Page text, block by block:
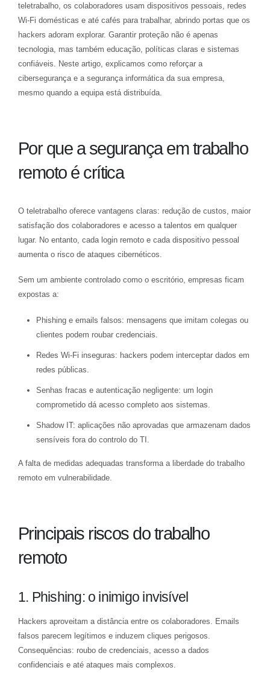
teletrabalho, os colaboradores usam dispositivos pessoais, redes
Wi-Fi domésticas e até cafés para trabalhar, abrindo portas que os
hackers adoram explorar. Garantir proteção não é apenas
tecnologia, mas também educação, políticas claras e sistemas
confiáveis. Neste artigo, explicamos como reforçar a
cibersegurança e a segurança informática da sua empresa,
mesmo quando a equipa está distribuída.
Por que a segurança em trabalho
remoto é crítica
O teletrabalho oferece vantagens claras: redução de custos, maior
satisfação dos colaboradores e acesso a talentos em qualquer
lugar. No entanto, cada login remoto e cada dispositivo pessoal
aumenta o risco de ataques cibernéticos.
Sem um ambiente controlado como o escritório, empresas ficam
expostas a:
Phishing e emails falsos: mensagens que imitam colegas ou
clientes podem roubar credenciais.
Redes Wi-Fi inseguras: hackers podem interceptar dados em
redes públicas.
Senhas fracas e autenticação negligente: um login
comprometido dá acesso completo aos sistemas.
Shadow IT: aplicações não aprovadas que armazenam dados
sensíveis fora do controlo do TI.
A falta de medidas adequadas transforma a liberdade do trabalho
remoto em vulnerabilidade.
Principais riscos do trabalho
remoto
1. Phishing: o inimigo invisível
Hackers aproveitam a distância entre os colaboradores. Emails
falsos parecem legítimos e induzem cliques perigosos.
Consequências: roubo de credenciais, acesso a dados
confidenciais e até ataques mais complexos.